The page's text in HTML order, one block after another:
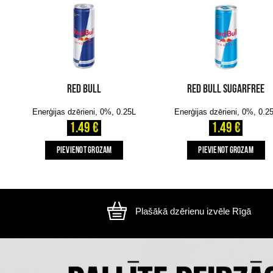
Attēls ir ilustratīvs, preces izskats var
CITI MŪSU KLIENTI IZVĒLAS